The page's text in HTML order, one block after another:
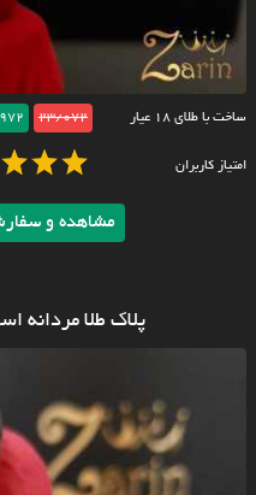
ساخت با طلای ۱۸ عیار 23/072
امتیاز کاربران
مشاهده و
پلاک طلا مردانه